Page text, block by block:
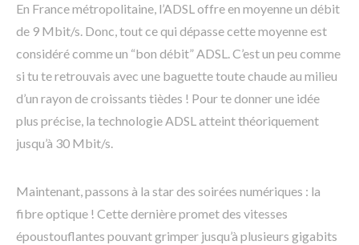
En France métropolitaine, l’ADSL offre en moyenne un débit
de 9 Mbit/s. Donc, tout ce qui dépasse cette moyenne est
considéré comme un “bon débit” ADSL. C’est un peu comme
si tu te retrouvais avec une baguette toute chaude au milieu
d’un rayon de croissants tièdes ! Pour te donner une idée
plus précise, la technologie ADSL atteint théoriquement
jusqu’à 30 Mbit/s.
Maintenant, passons à la star des soirées numériques : la
fibre optique ! Cette dernière promet des vitesses
époustouflantes pouvant grimper jusqu’à plusieurs gigabits